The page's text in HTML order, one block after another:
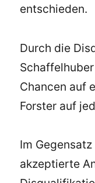
entschieden.
Durch die
Chancen auf
Forster auf
Im
akzeptierte